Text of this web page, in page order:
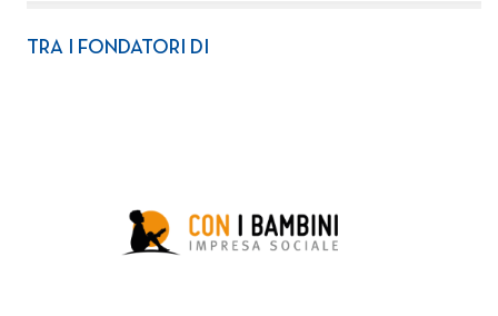
TRA I FONDATORI DI